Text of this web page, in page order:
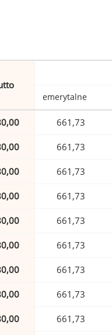
emerytalne
661,73
661,73
661,73
661,73
661,73
661,73
661,73
661,73
661,73